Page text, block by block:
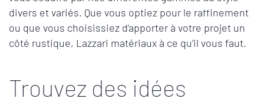
Trouvez des idées
divers et variés. Que vous optiez pour le raffinement
ou que vous choisissiez d’apporter à votre projet un
côté rustique, Lazzari matériaux à ce qu’il vous faut.